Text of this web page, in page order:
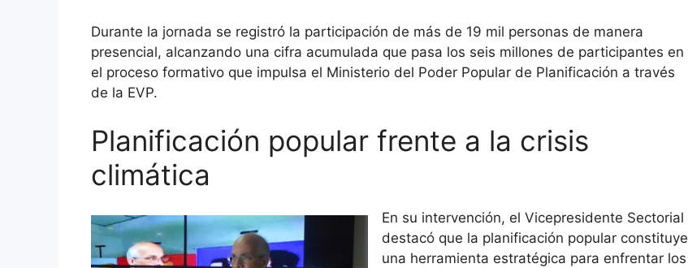
Durante la jornada se registró la participación de más de 19 mil personas de manera
presencial, alcanzando una cifra acumulada que pasa los seis millones de participantes en
el proceso formativo que impulsa el Ministerio del Poder Popular de Planificación a través
de la EVP.
Planificación popular frente a la crisis
climática
En su intervención, el Vicepresidente Sectorial
destacó que la planificación popular constituye
una herramienta estratégica para enfrentar los